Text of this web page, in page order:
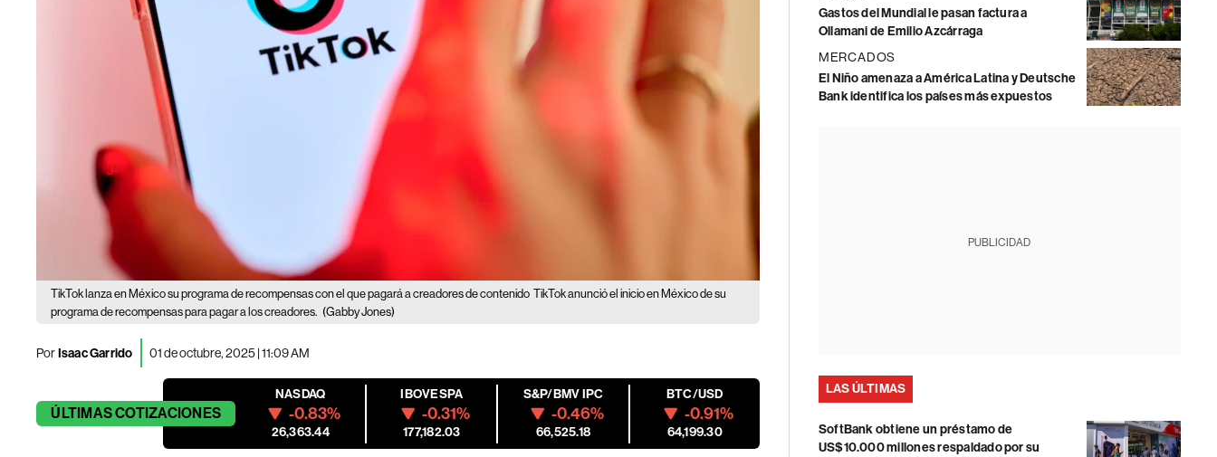
TikTok lanza en México su programa de recompensas con el que pagará a creadores de contenido TikTok anunció el inicio en México de su
programa de recompensas para pagar a los creadores. (Gabby Jones)
PorIsaac Garrido 01 de octubre, 2025 | 11:09 AM
ÚLTIMASCOTIZACIONES
NASDAQ
-0.83%
26,363.44
IBOVESPA
-0.31%
177,182.03
S&P/BMV IPC
-0.46%
66,525.18
BTC/USD
-0.91%
64,199.30
Gastos del Mundial le pasan factura a
Ollamani de Emilio Azcárraga
MERCADOS
El Niño amenaza a América Latina y Deutsche
Bank identifica los países más expuestos
PUBLICIDAD
LAS ÚLTIMAS
SoftBank obtiene un préstamo de
US$10.000 millones respaldado por su